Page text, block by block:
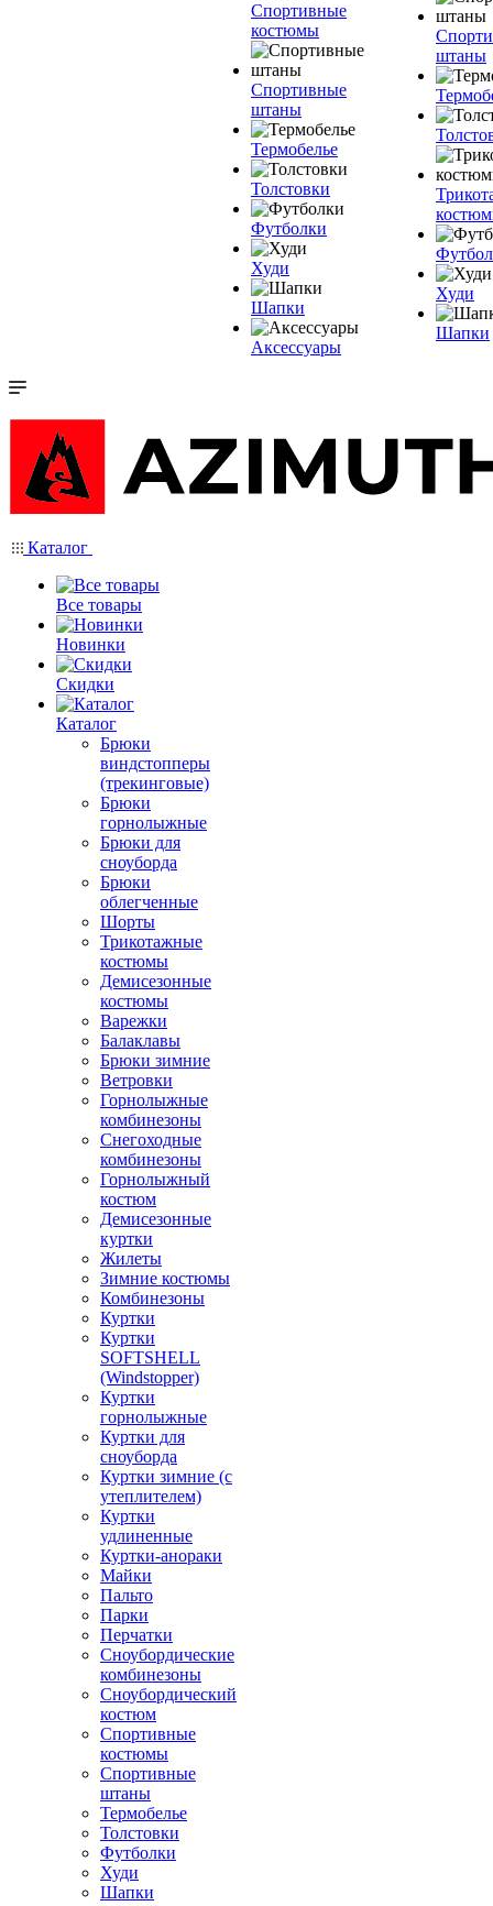
Спортивные
костюмы
Спортивные
штаны
Термобелье
Толстовки
Футболки
Худи
Шапки
Аксессуары
штаны
Худи
Шапки
Каталог
Все товары
Новинки
Скидки
Каталог
Брюки
виндстопперы
(трекинговые)
Брюки
горнолыжные
Брюки для
сноуборда
Брюки
облегченные
Шорты
Трикотажные
костюмы
Демисезонные
костюмы
Варежки
Балаклавы
Брюки зимние
Ветровки
Горнолыжные
комбинезоны
Снегоходные
комбинезоны
Горнолыжный
костюм
Демисезонные
куртки
Жилеты
Зимние костюмы
Комбинезоны
Куртки
Куртки
SOFTSHELL
(Windstopper)
Куртки
горнолыжные
Куртки для
сноуборда
Куртки зимние (с
утеплителем)
Куртки
удлиненные
Куртки-анораки
Майки
Пальто
Парки
Перчатки
Сноубордические
комбинезоны
Сноубордический
костюм
Спортивные
костюмы
Спортивные
штаны
Термобелье
Толстовки
Футболки
Худи
Шапки